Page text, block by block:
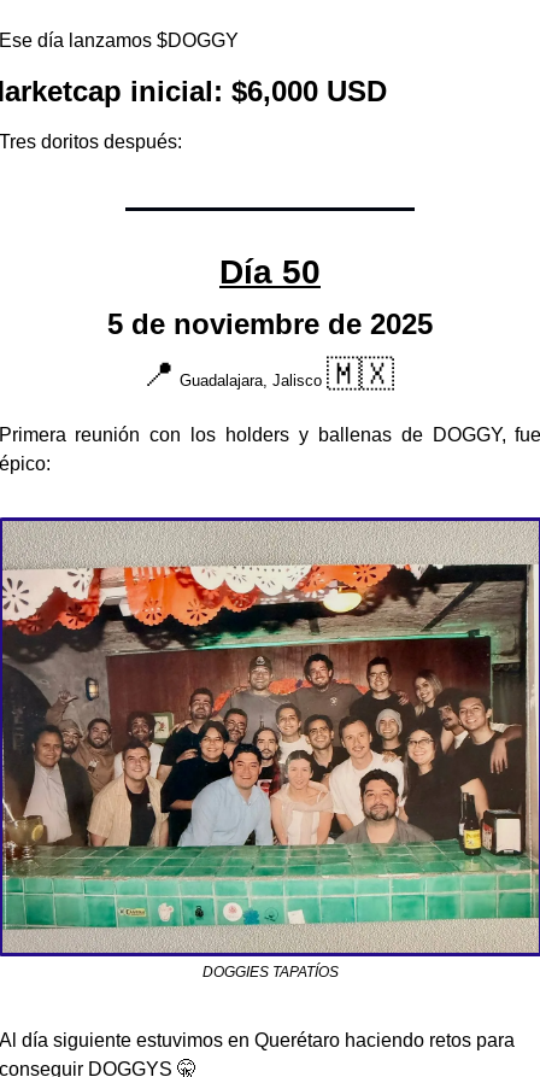
día lanzamos $DOGGY
inicial: $6,000 USD
doritos después:
Día 50
5 de noviembre de 2025
📍 Guadalajara, Jalisco 🇲🇽
reunión con los holders y ballenas de DOGGY,
DOGGIES TAPATÍOS
día siguiente estuvimos en Querétaro haciendo retos para
DOGGYS 🤫